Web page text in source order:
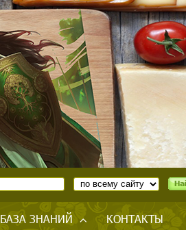
БАЗА ЗНАНИЙ КОНТАКТЫ